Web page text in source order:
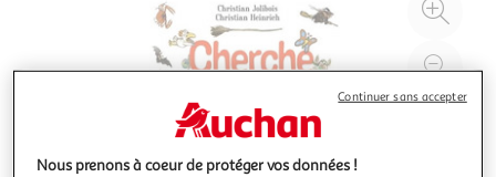
à
Nous prenons à coeur de protéger vos données !
Continuer sans accepter